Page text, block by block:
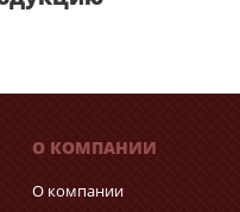
О КОМПАНИИ
О компании